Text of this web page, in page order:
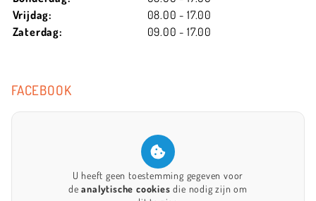
Vrijdag:
08.00 - 17.00
Zaterdag:
09.00 - 17.00
FACEBOOK
U heeft geen toestemming gegeven voor
deanalytische cookies die nodig zijn om